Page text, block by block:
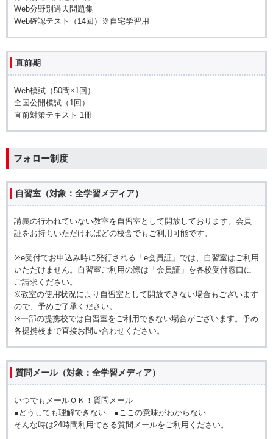
Web分野別過去問題集
Web確認テスト（14回）※自宅学習用
直前期
Web模試（50問×1回）
全国公開模試（1回）
直前対策テキスト 1冊
フォロー制度
自習室（対象：全学習メディア）
講義の行われていない教室を自習室として開放しております。会員
証をお持ちいただければどの校舎でもご利用可能です。
※e受付でお申込み時に発行される「e会員証」では、自習室はご利用
いただけません。自習室ご利用の際は「会員証」を各校受付窓口に
ご請求ください。
※教室の使用状況により自習室として開放できない場合もございます
ので、予めご了承ください。
※一部の提携校では自習室をご利用できない場合がございます。予め
各提携校まで直接お問い合わせください。
質問メール（対象：全学習メディア）
いつでもメールＯＫ！質問メール
●どうしても理解できない ●ここの意味がわからない
そんな時は24時間利用できる質問メールをご利用ください。